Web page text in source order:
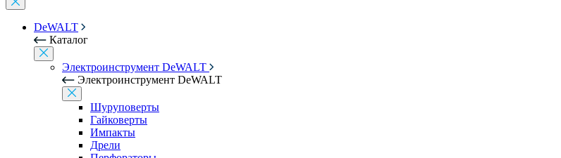
DeWALT
Каталог
Электроинструмент DeWALT
Электроинструмент DeWALT
Шуруповерты
Гайковерты
Импакты
Дрели